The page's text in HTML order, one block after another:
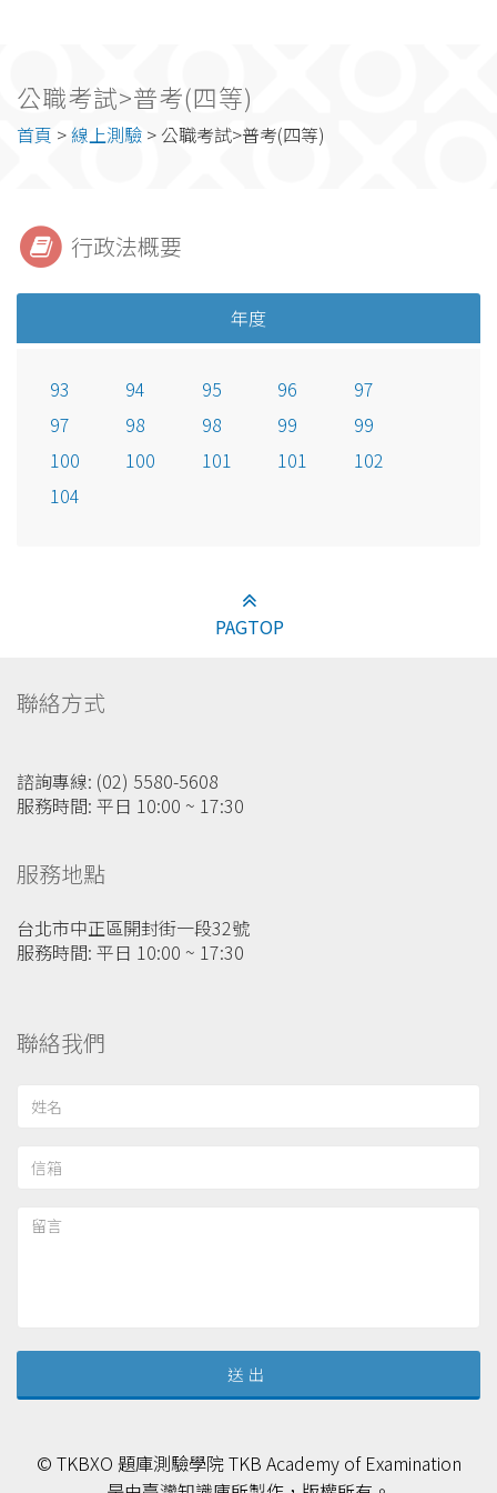
公職考試>普考(四等)
首頁 >線上測驗 > 公職考試>普考(四等)
行政法概要
年度
93 94 95 96
97
97
98 98 99
99
100
100 101 101
102
104
PAGTOP
聯絡方式
諮詢專線: (02) 5580-5608
服務時間: 平日 10:00 ~ 17:30
服務地點
台北市中正區開封街一段32號
服務時間: 平日 10:00 ~ 17:30
聯絡我們
© TKBXO 題庫測驗學院 TKB Academy of Examination